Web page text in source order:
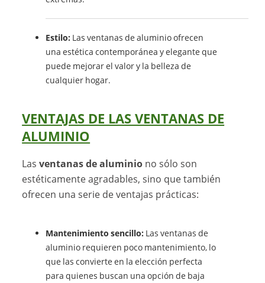
Estilo: Las ventanas de aluminio ofrecen
una estética contemporánea y elegante que
puede mejorar el valor y la belleza de
cualquier hogar.
VENTAJAS DE LAS VENTANAS DE
ALUMINIO
Lasventanas de aluminio no sólo son
estéticamente agradables, sino que también
ofrecen una serie de ventajas prácticas:
Mantenimiento sencillo: Las ventanas de
aluminio requieren poco mantenimiento, lo
que las convierte en la elección perfecta
para quienes buscan una opción de baja